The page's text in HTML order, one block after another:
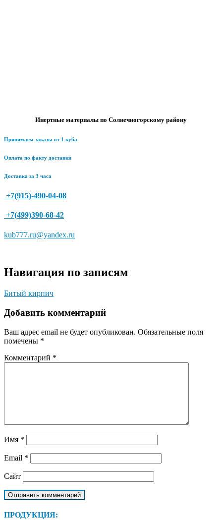
Инертные материалы по Солнечногорскому району
Принимаем заказы от 1 куба
Оплата по факту доставки
Доставка за 3 часа
+7(915)-490-04-08
+7(499)390-68-42
kub777.ru@yandex.ru
Навигация по записям
Битый кирпич
Добавить комментарий
Ваш адрес email не будет опубликован. Обязательные поля
помечены *
Комментарий *
Имя *
Email *
Сайт
ПРОДУКЦИЯ: